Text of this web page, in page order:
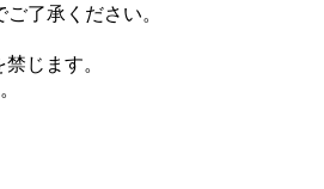
了承ください。
じます。